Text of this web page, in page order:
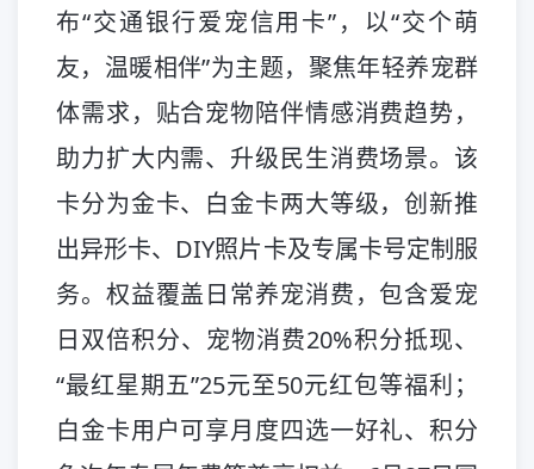
布“交通银行爱宠信用卡”，以“交个萌
友，温暖相伴”为主题，聚焦年轻养宠群
体需求，贴合宠物陪伴情感消费趋势，
助力扩大内需、升级民生消费场景。该
卡分为金卡、白金卡两大等级，创新推
出异形卡、DIY照片卡及专属卡号定制服
务。权益覆盖日常养宠消费，包含爱宠
日双倍积分、宠物消费20%积分抵现、
“最红星期五”25元至50元红包等福利；
白金卡用户可享月度四选一好礼、积分